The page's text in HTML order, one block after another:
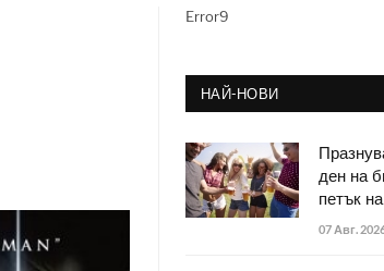
Error9
НАЙ-НОВИ
ден на
петък
07 Авг.